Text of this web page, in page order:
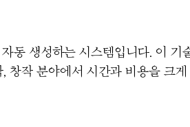
동 생성하는 시스템입니다. 이 기
창작 분야에서 시간과 비용을 크